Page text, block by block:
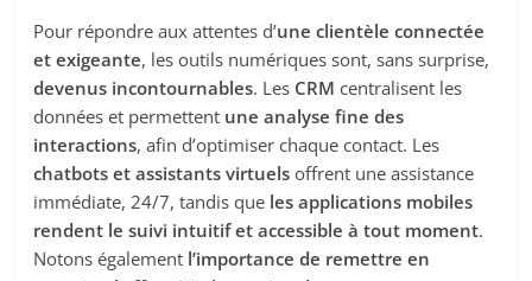
Pour répondre aux attentes d’une clientèle connectée
et exigeante, les outils numériques sont, sans surprise,
devenus incontournables. Les CRM centralisent les
données et permettent une analyse fine des
interactions, afin d’optimiser chaque contact. Les
chatbots et assistants virtuels offrent une assistance
immédiate, 24/7, tandis que les applications mobiles
rendent le suivi intuitif et accessible à tout moment.
Notons également l’importance de remettre en